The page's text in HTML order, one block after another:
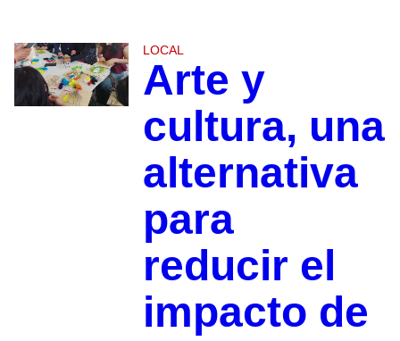
LOCAL
Arte y
cultura, una
alternativa
para
reducir el
impacto de